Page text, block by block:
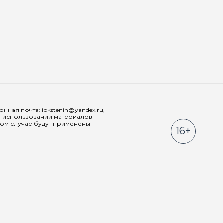
почта: ipkstenin@yandex.ru,
материалов
случае будут применены
16+